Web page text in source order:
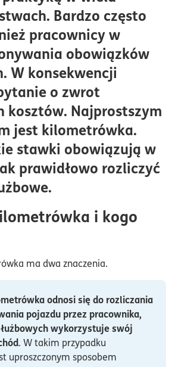
ewidencja: co jest konieczne?
i ryczałt
Bardzo często
pracownicy w
obowiązków
W konsekwencji
o zwrot
kosztów. Najprostszym
jest kilometrówka.
stawki obowiązują w
prawidłowo rozliczyć
i kogo
ma dwa znaczenia.
odnosi się do rozliczania
pojazdu przez pracownika,
wykorzystuje swój
. W takim przypadku
uproszczonym sposobem